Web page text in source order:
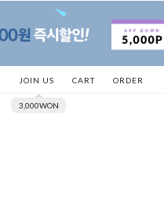
JOIN US
3,000WON
CART ORDER